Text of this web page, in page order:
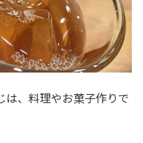
は、料理やお菓子作りで